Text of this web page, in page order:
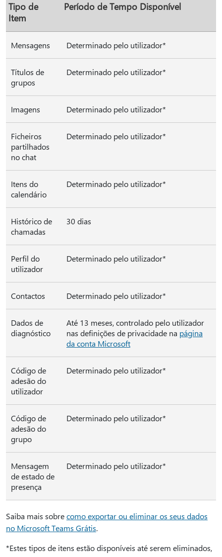
Tipo de
Item
Período de Tempo Disponível
Mensagens Determinado pelo utilizador*
Títulos de
grupos
Determinado pelo utilizador*
Imagens Determinado pelo utilizador*
Ficheiros
partilhados
no chat
Determinado pelo utilizador*
Itens do
calendário
Determinado pelo utilizador*
Histórico de
chamadas
30 dias
Perfil do
utilizador
Determinado pelo utilizador*
Contactos Determinado pelo utilizador*
Dados de
diagnóstico
Até 13 meses, controlado pelo utilizador
nas definições de privacidade na página
da conta Microsoft
Código de
adesão do
utilizador
Determinado pelo utilizador*
Código de
adesão do
grupo
Determinado pelo utilizador*
Mensagem
de estado de
presença
Determinado pelo utilizador*
Saiba mais sobrecomo exportar ou eliminar os seus dados
no Microsoft Teams Grátis.
*Estes tipos de itens estão disponíveis até serem eliminados,